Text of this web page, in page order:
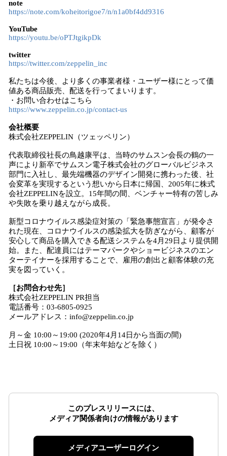
note
https://note.com/koheitorigoe7/n/n1a0bf4dd9316
YouTube
https://youtu.be/oPTJtgikpDk
twitter
https://twitter.com/zeppelin_inc
私たちは今後、より多くの事業者様・ユーザー様にとって価
値ある商品販売、配送を行ってまいります。
・お問い合わせはこちら
https://www.zeppelin.co.jp/contact-us
会社概要
株式会社ZEPPELIN（ツェッペリン）
代表取締役社長の鳥越康平は、当時のサムスン会長の鶴の一
声により新卒でサムスン電子株式会社のグローバルビジネス
部門に入社し、最先端機器のデザイン開発に携わった後、社
会変革を実現するという想いから日本に帰国、2005年に株式
会社ZEPPELINを設立。15年間の間、ベンチャー特有の苦しみ
や失敗を乗り越えながら成長。
新型コロナウイルス感染症対策の「緊急事態宣言」が発令さ
れた現在、コロナウイルスの感染拡大を防ぎながら、顧客が
安心して商品を購入できる配送システムを4月29日より提供開
始。また、配達員にはテーマパークやショービジネスのエン
ターテイナーを採用することで、雇用の創出と顧客体験の充
実を図っていく。
［お問合わせ先］
株式会社ZEPPELIN PR担当
電話番号：03-6805-0925
メールアドレス：info@zeppelin.co.jp
月～金 10:00～19:00 (2020年4月14日から当面の間)
土日祝 10:00～19:00（年末年始などを除く）
このプレスリリースには、
メディア関係者向けの情報があります
メディアユーザーログイン